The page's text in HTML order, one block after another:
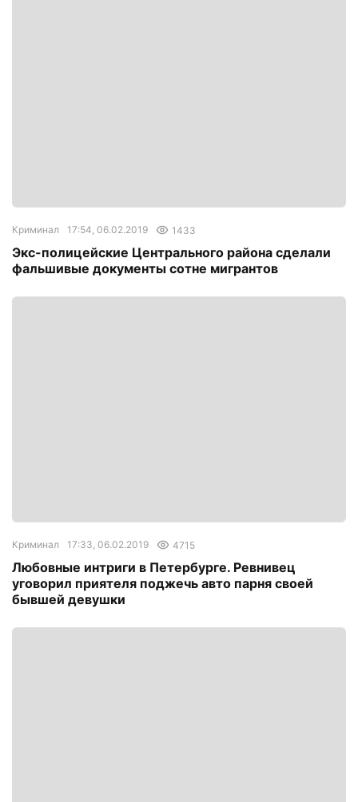
Криминал 17:54, 06.02.2019 1433
Экс-полицейские Центрального района сделали
фальшивые документы сотне мигрантов
Криминал 17:33, 06.02.2019 4715
Любовные интриги в Петербурге. Ревнивец
уговорил приятеля поджечь авто парня своей
бывшей девушки